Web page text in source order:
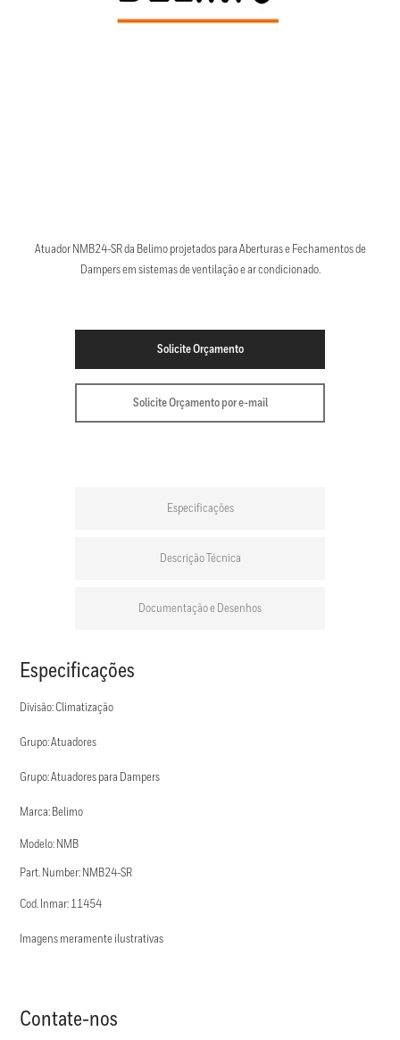
Atuador NMB24-SR da Belimo projetados para Aberturas e Fechamentos de
Dampers em sistemas de ventilação e ar condicionado.
Solicite Orçamento
Solicite Orçamento por e-mail
Especificações
Descrição Técnica
Documentação e Desenhos
Especificações
Divisão: Climatização
Grupo: Atuadores
Grupo: Atuadores para Dampers
Marca: Belimo
Modelo: NMB
Part. Number: NMB24-SR
Cod. Inmar: 11454
Imagens meramente ilustrativas
Contate-nos